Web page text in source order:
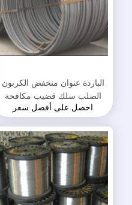
الباردة عنوان منخفض الكربون
الصلب سلك قضيب مكافحة
التآكل 304 سس المواد
احصل على أفضل سعر